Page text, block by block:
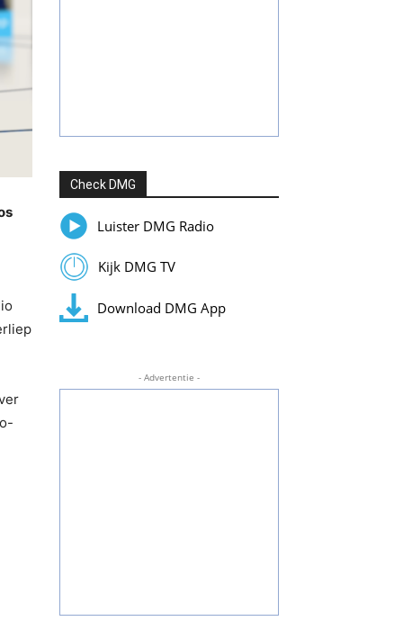
Check DMG
Luister DMG Radio
Kijk DMG TV
Download DMG App
- Advertentie -